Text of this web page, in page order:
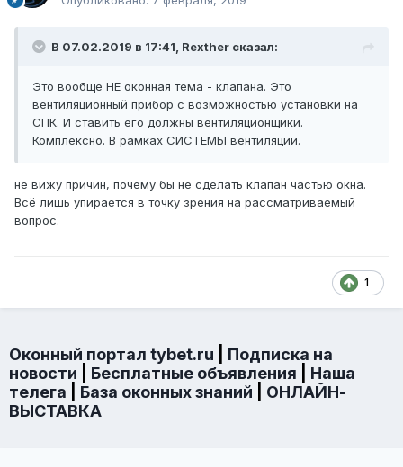
В 07.02.2019 в 17:41, Rexther сказал:
Это вообще НЕ оконная тема - клапана. Это
вентиляционный прибор с возможностью установки на
СПК. И ставить его должны вентиляционщики.
Комплексно. В рамках СИСТЕМЫ вентиляции.
не вижу причин, почему бы не сделать клапан частью окна.
Всё лишь упирается в точку зрения на рассматриваемый
вопрос.
1
Оконный портал tybet.ru
Подписка на
новости
Бесплатные объявления
Наша
телега
База оконных знаний
ОНЛАЙН-
ВЫСТАВКА